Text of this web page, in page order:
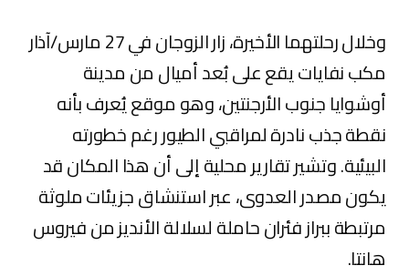
وخلال رحلتهما الأخيرة، زار الزوجان في 27 مارس/آذار
مكب نفايات يقع على بُعد أميال من مدينة
أوشوايا جنوب الأرجنتين، وهو موقع يُعرف بأنه
نقطة جذب نادرة لمراقبي الطيور رغم خطورته
البيئية. وتشير تقارير محلية إلى أن هذا المكان قد
يكون مصدر العدوى، عبر استنشاق جزيئات ملوثة
مرتبطة ببراز فئران حاملة لسلالة الأنديز من فيروس
هانتا.